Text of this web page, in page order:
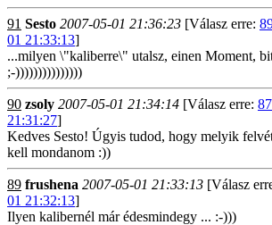
91 Sesto 2007-05-01 21:36:23 [Válasz erre:
01 21:33:13]
...milyen \"kaliberre\" utalsz, einen Moment,
;-)))))))))))))))
90 zsoly 2007-05-01 21:34:14 [Válasz erre:
21:31:27]
Kedves Sesto! Úgyis tudod, hogy melyik
kell mondanom :))
89 frushena 2007-05-01 21:33:13 [Válasz
01 21:32:13]
Ilyen kalibernél már édesmindegy ... :-)))